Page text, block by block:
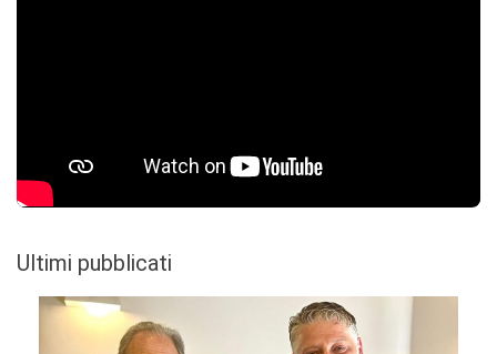
Ultimi pubblicati